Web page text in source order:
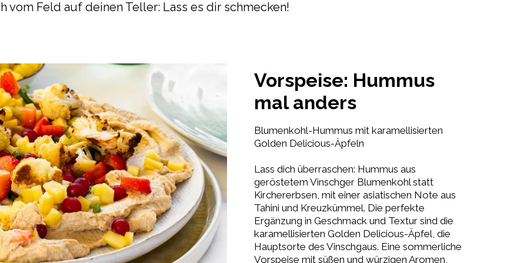
vom Feld auf deinen Teller: Lass es dir schmecken!
Vorspeise: Hummus
mal anders
Blumenkohl-Hummus mit karamellisierten
Golden Delicious-Äpfeln
Lass dich überraschen: Hummus aus
geröstetem Vinschger Blumenkohl statt
Kirchererbsen, mit einer asiatischen Note aus
Tahini und Kreuzkümmel. Die perfekte
Ergänzung in Geschmack und Textur sind die
karamellisierten Golden Delicious-Äpfel, die
Hauptsorte des Vinschgaus. Eine sommerliche
Vorspeise mit süßen und würzigen Aromen,